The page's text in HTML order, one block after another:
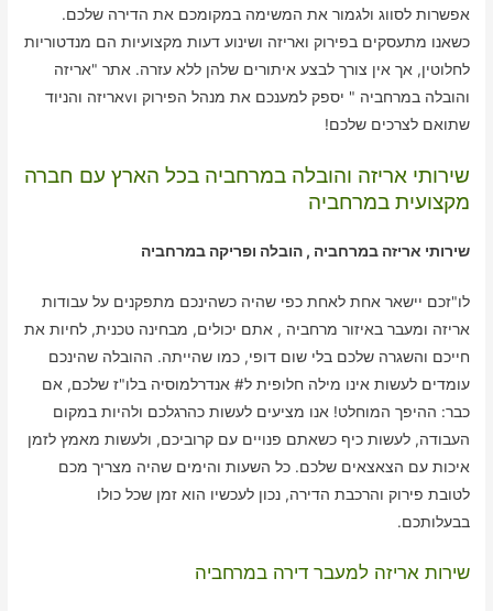
אפשרות לסווג ולגמור את המשימה במקומכם את הדירה שלכם.
כשאנו מתעסקים בפירוק ואריזה ושינוע דעות מקצועיות הם מנדטוריות
לחלוטין, אך אין צורך לבצע איתורים שלהן ללא עזרה. אתר "אריזה
והובלה במרחביה " יספק למענכם את מנהל הפירוק וvאריזה והניוד
שתואם לצרכים שלכם!
שירותי אריזה והובלה במרחביה בכל הארץ עם חברה
מקצועית במרחביה
שירותי אריזה במרחביה , הובלה ופריקה במרחביה
לו"זכם יישאר אחת לאחת כפי שהיה כשהינכם מתפקנים על עבודות
אריזה ומעבר באיזור מרחביה , אתם יכולים, מבחינה טכנית, לחיות את
חייכם והשגרה שלכם בלי שום דופי, כמו שהייתה. ההובלה שהינכם
עומדים לעשות אינו מילה חלופית ל# אנדרלמוסיה בלו"ז שלכם, אם
כבר: ההיפך המוחלט! אנו מציעים לעשות כהרגלכם ולהיות במקום
העבודה, לעשות כיף כשאתם פנויים עם קרוביכם, ולעשות מאמץ לזמן
איכות עם הצאצאים שלכם. כל השעות והימים שהיה מצריך מכם
לטובת פירוק והרכבת הדירה, נכון לעכשיו הוא זמן שכל כולו
בבעלותכם.
שירות אריזה למעבר דירה במרחביה